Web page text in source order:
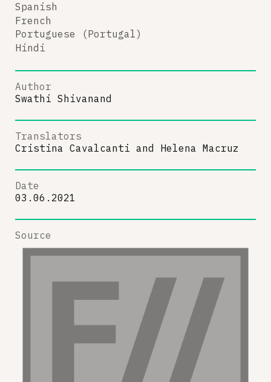
Spanish
French
Portuguese (Portugal)
Hindi
Author
Swathi Shivanand
Translators
Cristina Cavalcanti and Helena Macruz
Date
03.06.2021
Source